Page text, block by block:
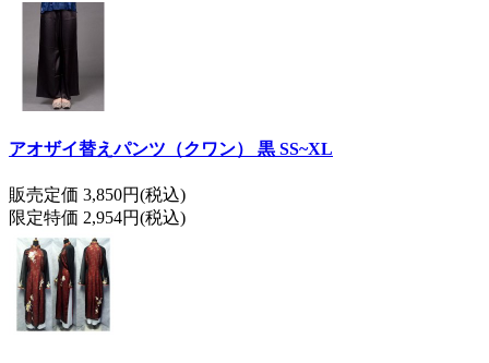
アオザイ替えパンツ（クワン） 黒 SS~XL
販売定価 3,850円(税込)
限定特価 2,954円(税込)